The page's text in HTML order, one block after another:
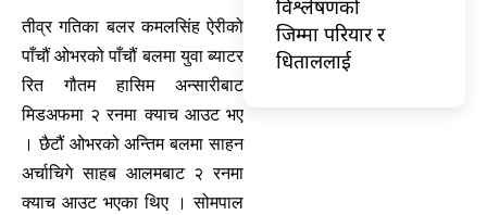
तीव्र गतिका बलर कमलसिंह ऐरीको
पाँचौं ओभरको पाँचौं बलमा युवा ब्याटर
रित गौतम हासिम अन्सारीबाट
मिडअफमा २ रनमा क्याच आउट भए
। छैटौं ओभरको अन्तिम बलमा साहन
अर्चाचिगे साहब आलमबाट २ रनमा
क्याच आउट भएका थिए । सोमपाल
विश्लेषणको
जिम्मा परियार र
धिताललाई